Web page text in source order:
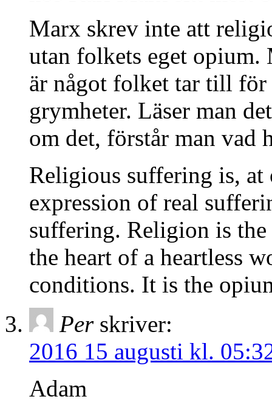
Marx skrev inte att
utan folkets eget opium.
är något folket tar till för
grymheter. Läser man
om det, förstår man vad
Religious suffering is, at
expression of real
suffering. Religion is the
the heart of a heartless
conditions. It is the
Per skriver:
2016 15 augusti kl.
Adam